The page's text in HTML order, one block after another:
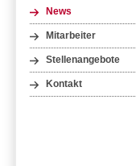
News
Mitarbeiter
Stellenangebote
Kontakt